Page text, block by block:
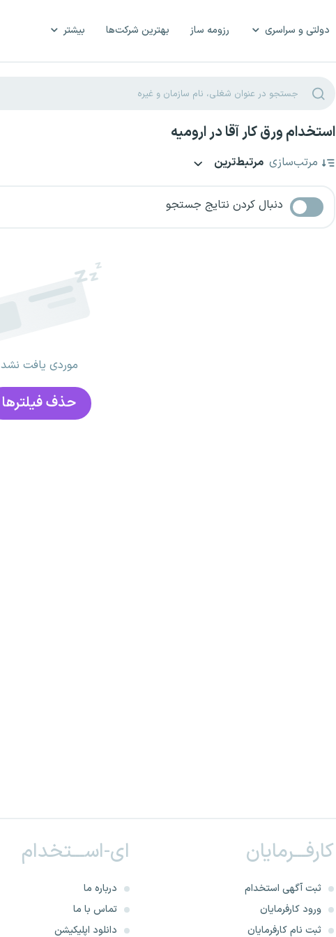
دولتی و سراسری رزومه ساز بهترین شرکت‌ها بیشتر
استخدام ورق کار آقا در ارومیه
مرتب‌سازی مرتبط‌ترین
دنبال کردن نتایج جستجو
موردی یافت نشد
حذف فیلتر‌ها
کارفـــرمایان
ثبت آگهی استخدام
ورود کارفرمایان
ثبت نام کارفرمایان
ای-اســـتخدام
درباره ما
تماس با ما
دانلود اپلیکیشن